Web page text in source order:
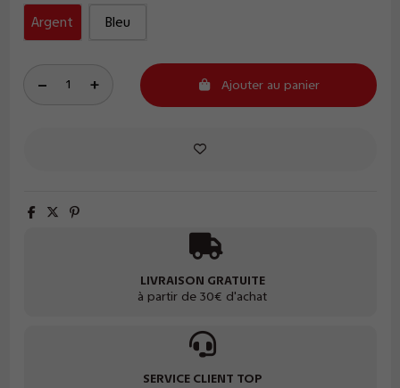
Argent
Bleu
Ajouter au panier
LIVRAISON GRATUITE
à partir de 30€ d'achat
SERVICE CLIENT TOP